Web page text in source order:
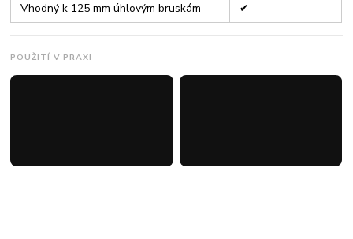
Vhodný k 125 mm úhlovým bruskám
✔
POUŽITÍ V PRAXI